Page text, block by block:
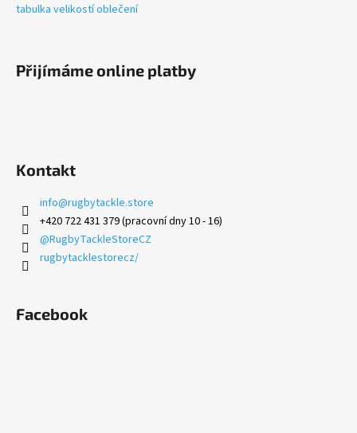
p
i
tabulka velikostí oblečení
Přijímáme online platby
Kontakt
info@rugbytackle.store
+420 722 431 379 (pracovní dny 10 - 16)
@RugbyTackleStoreCZ
rugbytacklestorecz/
Facebook